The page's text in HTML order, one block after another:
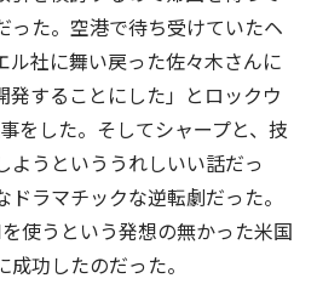
った。空港で待ち受けていたヘ
ル社に舞い戻った佐々木さんに
発することにした」とロックウ
をした。そしてシャープと、技
ようといううれしいい話だっ
ラマチックな逆転劇だった。
使うという発想の無かった米国
功したのだった。